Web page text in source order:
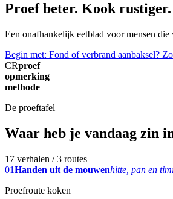
Proef beter. Kook rustiger.
Een onafhankelijk eetblad voor mensen
Begin met: Fond of verbrand aanbaksel?
CRproef
opmerking
methode
De proeftafel
Waar heb je vandaag zin
17 verhalen / 3 routes
01Handen uit de mouwenhitte, pan en
Proefroute koken